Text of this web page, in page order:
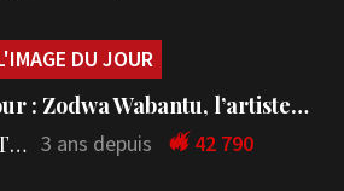
DU JOUR
: Zodwa Wabantu, l’artiste…
LA REDACTION 3 ans depuis 42 790